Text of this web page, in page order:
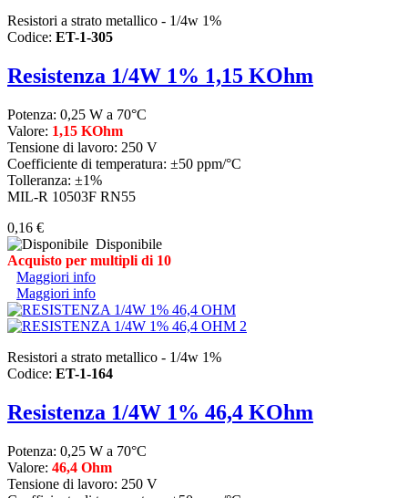
Resistori a strato metallico - 1/4w 1%
Codice: ET-1-305
Resistenza 1/4W 1% 1,15 KOhm
Potenza: 0,25 W a 70°C
Valore: 1,15 KOhm
Tensione di lavoro: 250 V
Coefficiente di temperatura: ±50 ppm/°C
Tolleranza: ±1%
MIL-R 10503F RN55
0,16 €
Disponibile
Acquisto per multipli di 10
Maggiori info
Maggiori info
Resistori a strato metallico - 1/4w 1%
Codice: ET-1-164
Resistenza 1/4W 1% 46,4 KOhm
Potenza: 0,25 W a 70°C
Valore: 46,4 Ohm
Tensione di lavoro: 250 V